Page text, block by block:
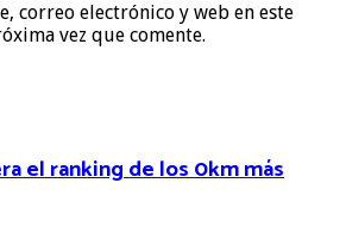
correo electrónico y web en este
vez que comente.
el ranking de los 0km más